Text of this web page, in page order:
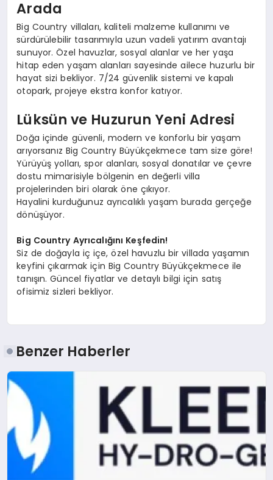
Arada
Big Country villaları, kaliteli malzeme kullanımı ve
sürdürülebilir tasarımıyla uzun vadeli yatırım avantajı
sunuyor. Özel havuzlar, sosyal alanlar ve her yaşa
hitap eden yaşam alanları sayesinde ailece huzurlu bir
hayat sizi bekliyor. 7/24 güvenlik sistemi ve kapalı
otopark, projeye ekstra konfor katıyor.
Lüksün ve Huzurun Yeni Adresi
Doğa içinde güvenli, modern ve konforlu bir yaşam
arıyorsanız Big Country Büyükçekmece tam size göre!
Yürüyüş yolları, spor alanları, sosyal donatılar ve çevre
dostu mimarisiyle bölgenin en değerli villa
projelerinden biri olarak öne çıkıyor.
Hayalini kurduğunuz ayrıcalıklı yaşam burada gerçeğe
dönüşüyor.
Big Country Ayrıcalığını Keşfedin!
Siz de doğayla iç içe, özel havuzlu bir villada yaşamın
keyfini çıkarmak için Big Country Büyükçekmece ile
tanışın. Güncel fiyatlar ve detaylı bilgi için satış
ofisimiz sizleri bekliyor.
Benzer Haberler